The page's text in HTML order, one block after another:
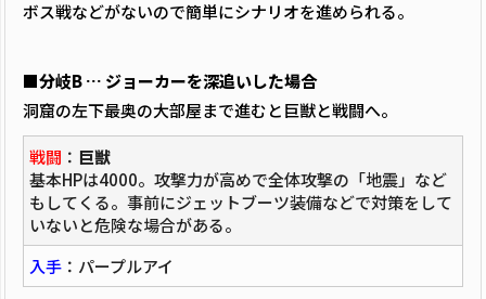
ボス戦などがないので簡単にシナリオを進められる。
■分岐B … ジョーカーを深追いした場合
洞窟の左下最奥の大部屋まで進むと巨獣と戦闘へ。
戦闘 ： 巨獣
基本HPは4000。攻撃力が高めで全体攻撃の「地震」など
もしてくる。事前にジェットブーツ装備などで対策をして
いないと危険な場合がある。
入手 ：パープルアイ